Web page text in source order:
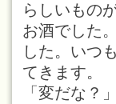
らしいもの
お酒でした
した。いつ
てきます。
「変だな？